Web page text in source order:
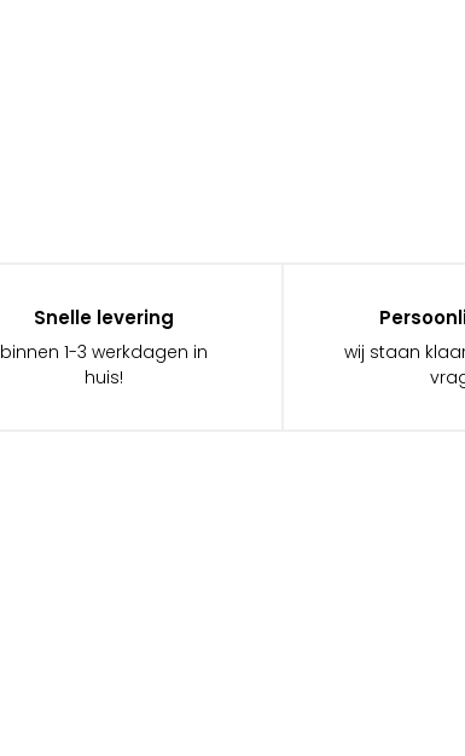
Snelle levering
binnen 1-3 werkdagen in
huis!
wij staan